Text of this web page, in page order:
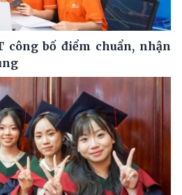
công bố điểm chuẩn, nhận